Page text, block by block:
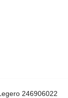
246906022